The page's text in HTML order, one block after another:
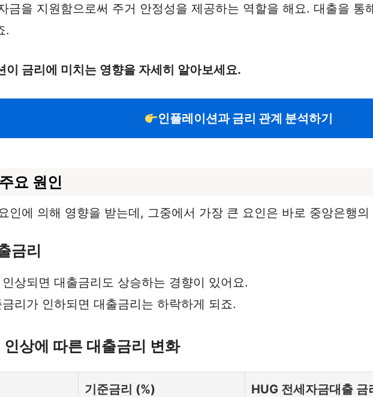
금을 지원함으로써 주거 안정성을 제공하는 역할을 해요. 대출을 통
.
이 금리에 미치는 영향을 자세히 알아보세요.
인플레이션과 금리 관계 분석하기
요 원인
인에 의해 영향을 받는데, 그중에서 가장 큰 요인은 바로 중앙은행
금리
상되면 대출금리도 상승하는 경향이 있어요.
리가 인하되면 대출금리는 하락하게 되죠.
상에 따른 대출금리 변화
기준금리 (%) HUG 전세자금대출 금